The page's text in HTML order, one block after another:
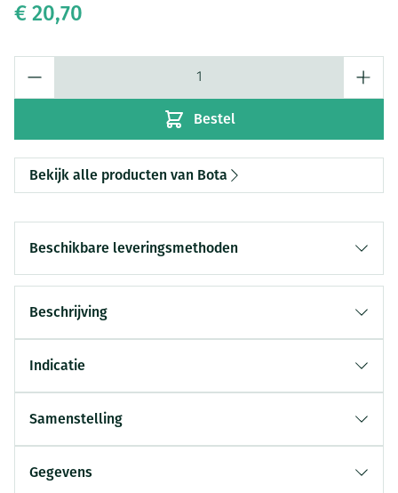
€ 20,70
Bestel
Bekijk alle producten van Bota
Beschikbare leveringsmethoden
Beschrijving
Indicatie
Samenstelling
Gegevens